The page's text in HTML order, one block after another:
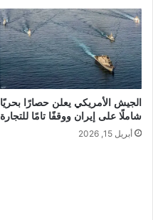
الجيش الأمريكي يعلن حصارًا بحريًا
شاملًا على إيران ووقفًا تامًا للتجارة
أبريل 15, 2026